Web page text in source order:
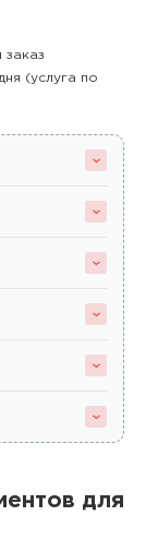
заказ
(услуга по
для